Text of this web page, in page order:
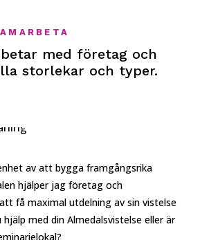
med företag och
storlekar och typer.
av att bygga framgångsrika
hjälper jag företag och
få maximal utdelning av sin vistelse
hjälp med din Almedalsvistelse eller är